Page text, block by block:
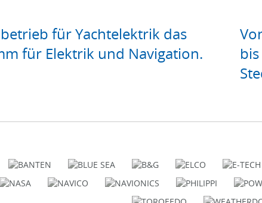
für Yachtelektrik das
für Elektrik und Navigation.